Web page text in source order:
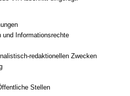
und Informationsrechte
redaktionellen Zwecken
Stellen